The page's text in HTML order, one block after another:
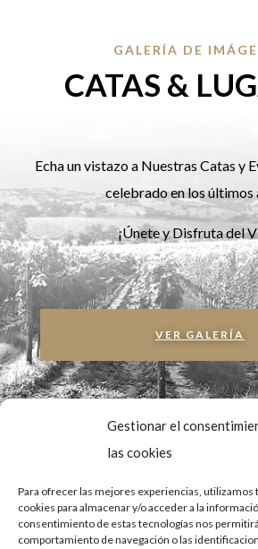
Gestionar el
las cookies
Para ofrecer las mejores experiencias, utilizamos
cookies para almacenar y/o acceder a la
consentimiento de estas tecnologías nos
comportamiento de navegación o las
GALERÍA DE
CATAS &
Echa un vistazo a Nuestras Catas y
celebrado en los últimos
¡Únete y Disfruta del
VER GALERÍA